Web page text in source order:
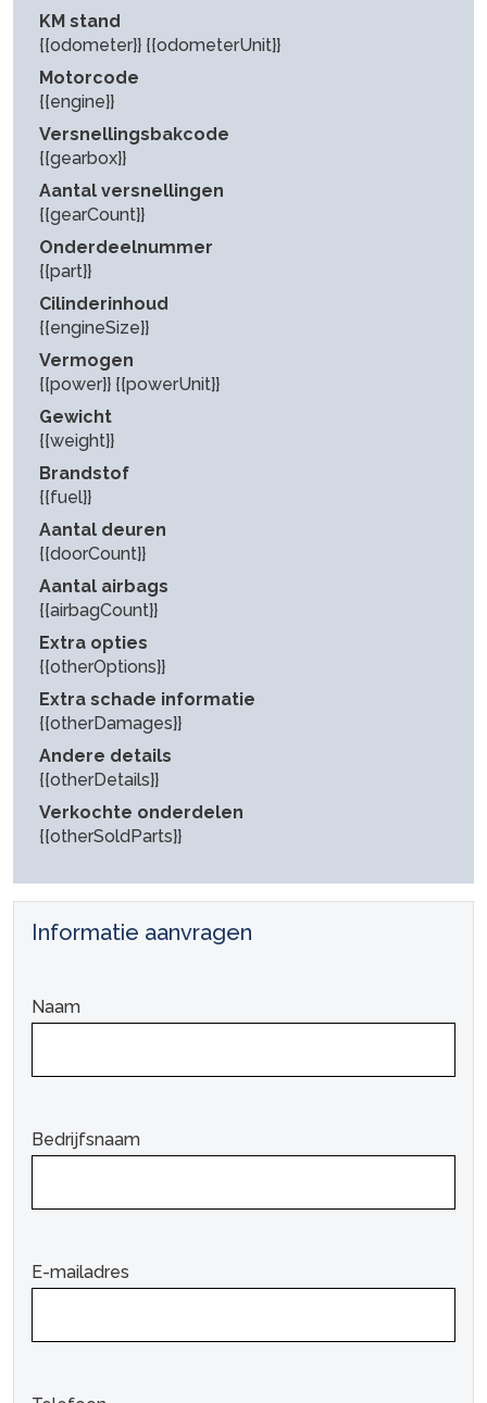
KM stand
{{odometer}} {{odometerUnit}}
Motorcode
{{engine}}
Versnellingsbakcode
{{gearbox}}
Aantal versnellingen
{{gearCount}}
Onderdeelnummer
{{part}}
Cilinderinhoud
{{engineSize}}
Vermogen
{{power}} {{powerUnit}}
Gewicht
{{weight}}
Brandstof
{{fuel}}
Aantal deuren
{{doorCount}}
Aantal airbags
{{airbagCount}}
Extra opties
{{otherOptions}}
Extra schade informatie
{{otherDamages}}
Andere details
{{otherDetails}}
Verkochte onderdelen
{{otherSoldParts}}
Informatie aanvragen
Naam
Bedrijfsnaam
E-mailadres